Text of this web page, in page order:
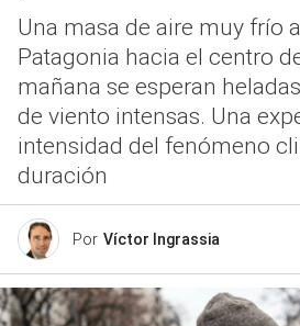
Una masa de aire muy frío
Patagonia hacia el centro
mañana se esperan
de viento intensas. Una
intensidad del fenómeno
duración
Por Víctor Ingrassia